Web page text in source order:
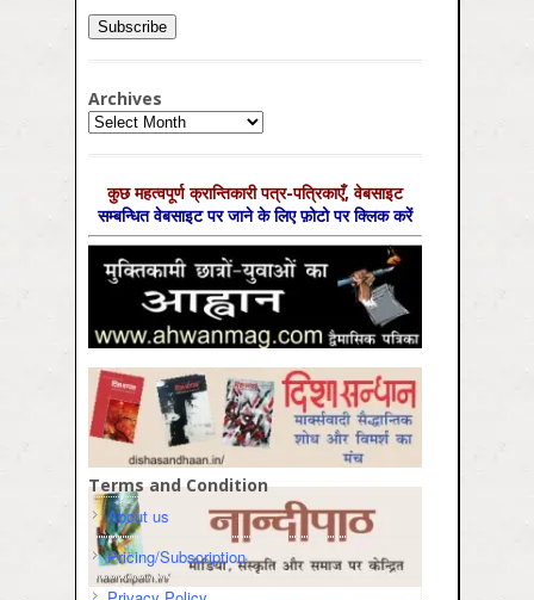
Archives
Archives
कुछ महत्‍वपूर्ण क्रान्तिकारी पत्र-पत्रिकाएँ, वेबसाइट
सम्‍बन्धित वेबसाइट पर जाने के लिए फ़ोटो पर क्लिक करें
Terms and Condition
About us
Pricing/Subscription